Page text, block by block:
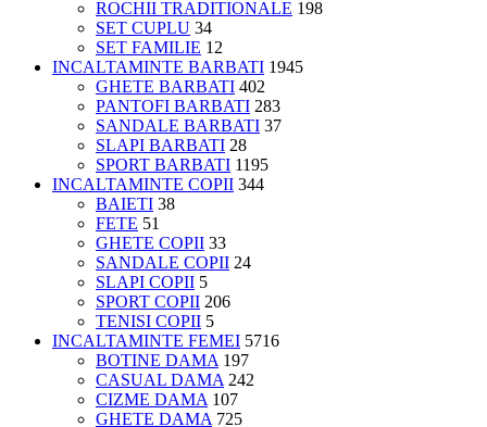
ROCHII TRADITIONALE 198
SET CUPLU 34
SET FAMILIE 12
INCALTAMINTE BARBATI 1945
GHETE BARBATI 402
PANTOFI BARBATI 283
SANDALE BARBATI 37
SLAPI BARBATI 28
SPORT BARBATI 1195
INCALTAMINTE COPII 344
BAIETI 38
FETE 51
GHETE COPII 33
SANDALE COPII 24
SLAPI COPII 5
SPORT COPII 206
TENISI COPII 5
INCALTAMINTE FEMEI 5716
BOTINE DAMA 197
CASUAL DAMA 242
CIZME DAMA 107
GHETE DAMA 725